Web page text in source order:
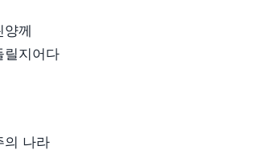
께
릴지어다
의 나라